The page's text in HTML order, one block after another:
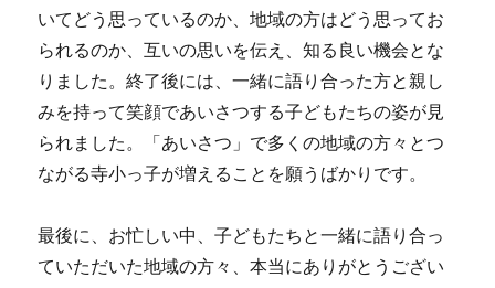
いてどう思っているのか、地域の方はどう思ってお
られるのか、互いの思いを伝え、知る良い機会とな
りました。終了後には、一緒に語り合った方と親し
みを持って笑顔であいさつする子どもたちの姿が見
られました。「あいさつ」で多くの地域の方々とつ
ながる寺小っ子が増えることを願うばかりです。
最後に、お忙しい中、子どもたちと一緒に語り合っ
ていただいた地域の方々、本当にありがとうござい